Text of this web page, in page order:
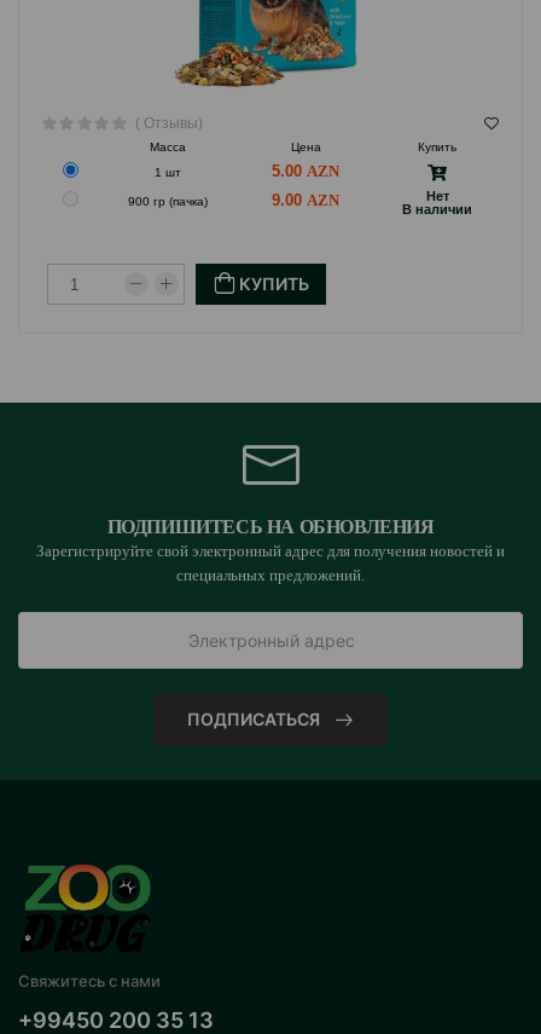
( Отзывы)
Масса Цена
Купить
1 шт
5.00
900 гр (пачка) 9.00
Hет
B наличии
КУПИТЬ
ПОДПИШИТЕСЬ НА ОБНОВЛЕНИЯ
Зарегистрируйте свой электронный адрес для получения новостей и
специальных предложений.
ПОДПИСАТЬСЯ
Свяжитесь с нами
+99450 200 35 13